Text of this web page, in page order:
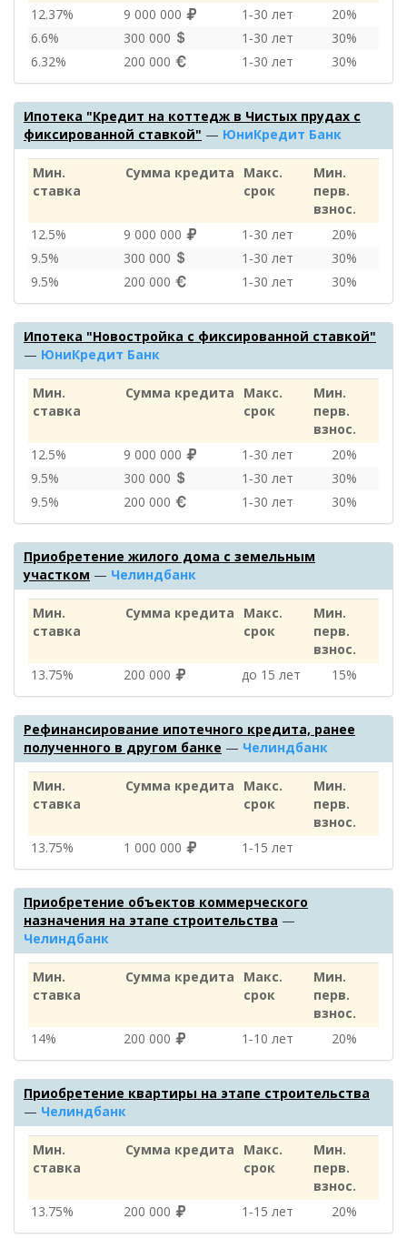
12.37%
9 000 000 1‑30 лет
20%
6.6%
300 000 1‑30 лет
30%
6.32%
200 000 1‑30 лет 30%
Ипотека "Кредит на коттедж в Чистых прудах с
фиксированной ставкой" — ЮниКредит Банк
Мин.
ставка
Сумма кредита
Макс.
срок
Мин.
перв.
взнос.
12.5%
9 000 000 1‑30 лет
20%
9.5%
300 000 1‑30 лет
30%
9.5%
200 000 1‑30 лет 30%
Ипотека "Новостройка с фиксированной ставкой"
— ЮниКредит Банк
Мин.
ставка
Сумма кредита
Макс.
срок
Мин.
перв.
взнос.
12.5%
9 000 000 1‑30 лет
20%
9.5%
300 000 1‑30 лет
30%
9.5%
200 000 1‑30 лет 30%
Приобретение жилого дома с земельным
участком — Челиндбанк
Мин.
ставка
Сумма кредита
Макс.
срок
Мин.
перв.
взнос.
13.75%
200 000 до 15 лет 15%
Рефинансирование ипотечного кредита, ранее
полученного в другом банке — Челиндбанк
Мин.
ставка
Сумма кредита
Макс.
срок
Мин.
перв.
взнос.
13.75%
1 000 000 1‑15 лет
Приобретение объектов коммерческого
назначения на этапе строительства —
Челиндбанк
Мин.
ставка
Сумма кредита
Макс.
срок
Мин.
перв.
взнос.
14%
200 000 1‑10 лет 20%
Приобретение квартиры на этапе строительства
— Челиндбанк
Мин.
ставка
Сумма кредита
Макс.
срок
Мин.
перв.
взнос.
13.75%
200 000 1‑15 лет 20%